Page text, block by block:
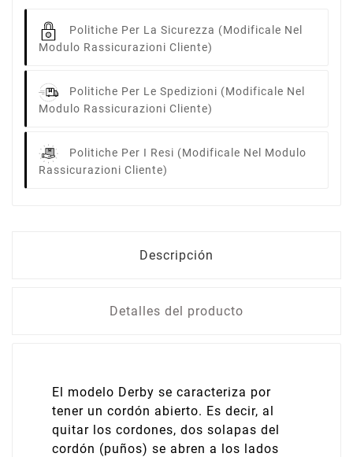
Politiche Per La Sicurezza (modificale Nel
Modulo Rassicurazioni Cliente)
Politiche Per Le Spedizioni (modificale Nel
Modulo Rassicurazioni Cliente)
Politiche Per I Resi (modificale Nel Modulo
Rassicurazioni Cliente)
Descripción
Detalles del producto
El modelo Derby se caracteriza por
tener un cordón abierto. Es decir, al
quitar los cordones, dos solapas del
cordón (puños) se abren a los lados